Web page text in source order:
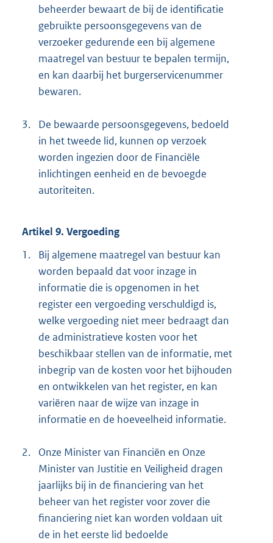
beheerder bewaart de bij de identificatie
gebruikte persoonsgegevens van de
verzoeker gedurende een bij algemene
maatregel van bestuur te bepalen termijn,
en kan daarbij het burgerservicenummer
bewaren.
3.
De bewaarde persoonsgegevens, bedoeld
in het tweede lid, kunnen op verzoek
worden ingezien door de Financiële
inlichtingen eenheid en de bevoegde
autoriteiten.
Artikel 9. Vergoeding
1.
Bij algemene maatregel van bestuur kan
worden bepaald dat voor inzage in
informatie die is opgenomen in het
register een vergoeding verschuldigd is,
welke vergoeding niet meer bedraagt dan
de administratieve kosten voor het
beschikbaar stellen van de informatie, met
inbegrip van de kosten voor het bijhouden
en ontwikkelen van het register, en kan
variëren naar de wijze van inzage in
informatie en de hoeveelheid informatie.
2.
Onze Minister van Financiën en Onze
Minister van Justitie en Veiligheid dragen
jaarlijks bij in de financiering van het
beheer van het register voor zover die
financiering niet kan worden voldaan uit
de in het eerste lid bedoelde